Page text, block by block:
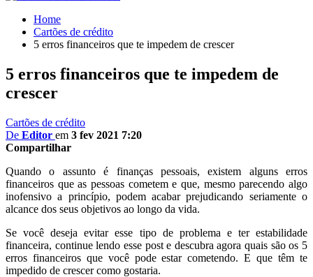
Home
Cartões de crédito
5 erros financeiros que te impedem de crescer
5 erros financeiros que te impedem de
crescer
Cartões de crédito
De Editor em 3 fev 2021 7:20
Compartilhar
Quando o assunto é finanças pessoais, existem alguns erros
financeiros que as pessoas cometem e que, mesmo parecendo algo
inofensivo a princípio, podem acabar prejudicando seriamente o
alcance dos seus objetivos ao longo da vida.
Se você deseja evitar esse tipo de problema e ter estabilidade
financeira, continue lendo esse post e descubra agora quais são os 5
erros financeiros que você pode estar cometendo. E que têm te
impedido de crescer como gostaria.